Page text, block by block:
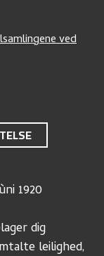
ved
1920
dig